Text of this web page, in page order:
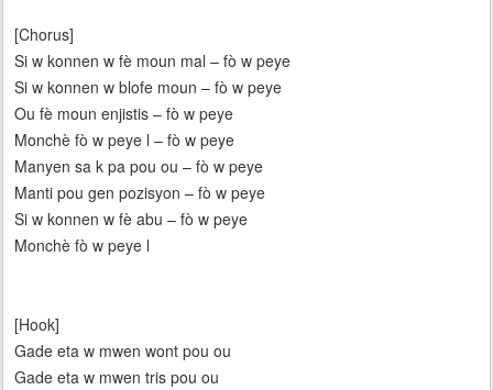
[Chorus]
Si w konnen w fè moun mal – fò w peye
Si w konnen w blofe moun – fò w peye
Ou fè moun enjistis – fò w peye
Monchè fò w peye l – fò w peye
Manyen sa k pa pou ou – fò w peye
Manti pou gen pozisyon – fò w peye
Si w konnen w fè abu – fò w peye
Monchè fò w peye l
[Hook]
Gade eta w mwen wont pou ou
Gade eta w mwen tris pou ou